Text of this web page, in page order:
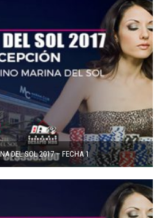
DEL SOL 2017 – FECHA 1